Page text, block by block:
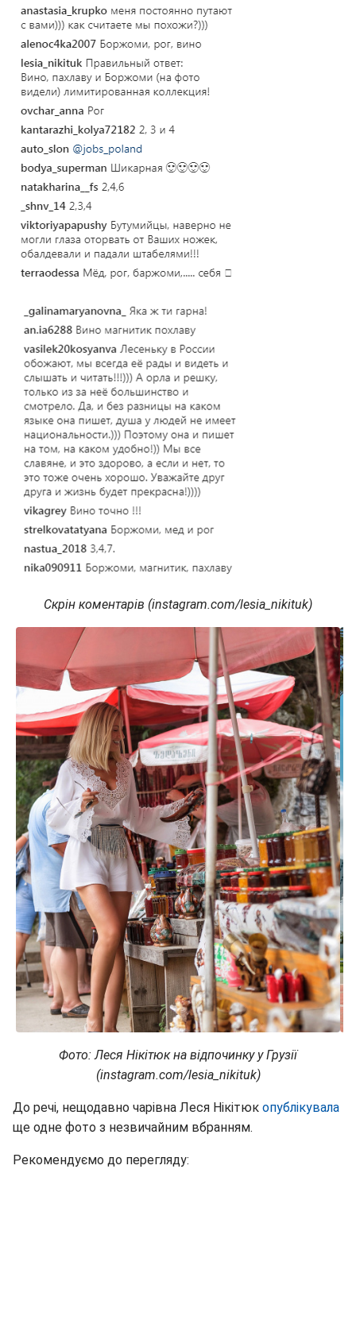
Скрін коментарів (instagram.com/lesia_nikituk)
Фото: Леся Нікітюк на відпочинку у Грузії
(instagram.com/lesia_nikituk)
До речі, нещодавно чарівна Леся Нікітюк опублікувала
ще одне фото з незвичайним вбранням.
Рекомендуємо до перегляду: